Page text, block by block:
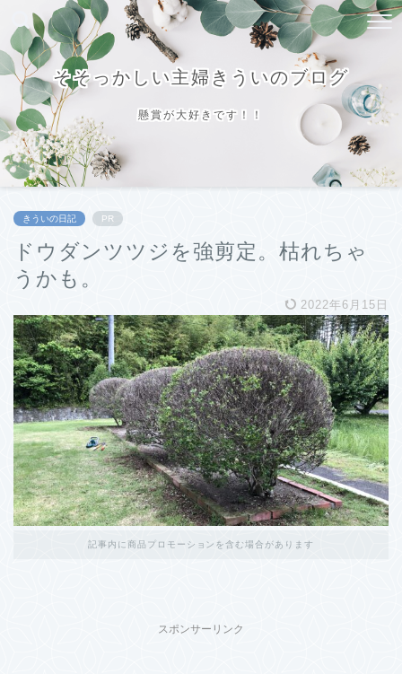
そそっかしい主婦きういのブログ
懸賞が大好きです！！
きういの日記 PR
ドウダンツツジを強剪定。枯れちゃ
うかも。
2022年6月15日
記事内に商品プロモーションを含む場合があります
スポンサーリンク